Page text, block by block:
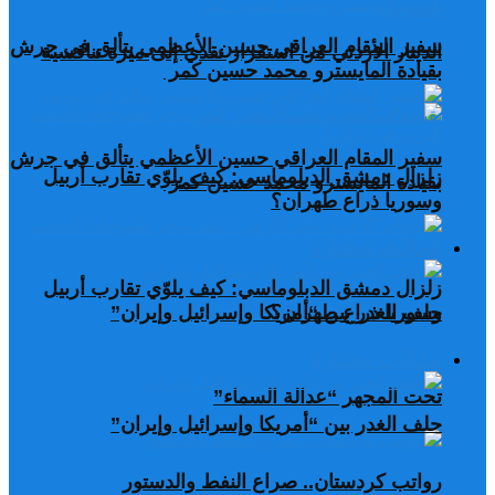
سفير المقام العراقي حسين الأعظمي يتألق في جرش
بقيادة المايسترو محمد حسين كمر
زلزال دمشق الدبلوماسي: كيف يلوّي تقارب أربيل
وسوريا ذراع طهران؟
حلف الغدر بين “أمريكا وإسرائيل وإيران”
تحت المجهر “عدالة السماء”
رواتب كردستان.. صراع النفط والدستور
الدينار الأردني من استقرار نقدي إلى ميزة تنافسية
سفير المقام العراقي حسين الأعظمي يتألق في جرش
بقيادة المايسترو محمد حسين كمر
زلزال دمشق الدبلوماسي: كيف يلوّي تقارب أربيل
وسوريا ذراع طهران؟
حلف الغدر بين “أمريكا وإسرائيل وإيران”